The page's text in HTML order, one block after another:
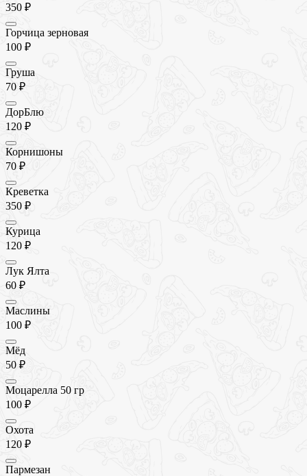
350 ₽
Горчица зерновая
100 ₽
Груша
70 ₽
ДорБлю
120 ₽
Корнишоны
70 ₽
Креветка
350 ₽
Курица
120 ₽
Лук Ялта
60 ₽
Маслины
100 ₽
Мёд
50 ₽
Моцарелла 50 гр
100 ₽
Охота
120 ₽
Пармезан